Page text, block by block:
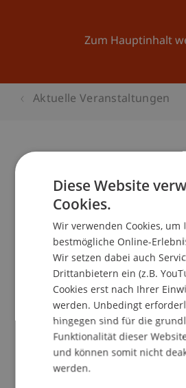
Zum Hauptinhalt
Aktuelle Veranstaltungen
Next Step
School/Professur:
Kommunikation und Marketing
Liechtensteinisches
Planen Sie die berufliche
Veranstaltungsdetails
Diese Website
Cookies.
Wir verwenden Cookies, um
bestmögliche Online-
Wir setzen dabei auch
Drittanbietern ein (z.B.
Cookies erst nach Ihrer
werden. Unbedingt
hingegen sind für die
Funktionalität dieser
und können somit nicht
werden.